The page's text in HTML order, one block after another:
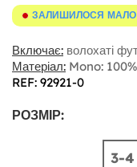
ЗАЛИШИЛОСЯ
Включає: волохаті
Матеріал: Mono:
REF: 92921-0
РОЗМІР:
3-4